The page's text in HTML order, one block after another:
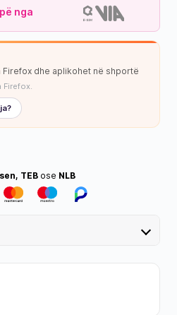
nga
dhe aplikohet në shportë
Firefox.
TEB ose NLB